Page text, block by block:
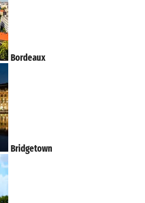
Bordeaux
Bridgetown